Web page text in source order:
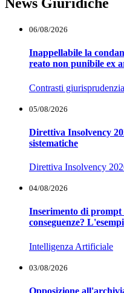
06/08/2026
Inappellabile la
reato non punibile ex
Contrasti
05/08/2026
Direttiva Insolvency
sistematiche
Direttiva Insolvency
04/08/2026
Inserimento di
conseguenze?
Intelligenza Artificiale
03/08/2026
Opposizione